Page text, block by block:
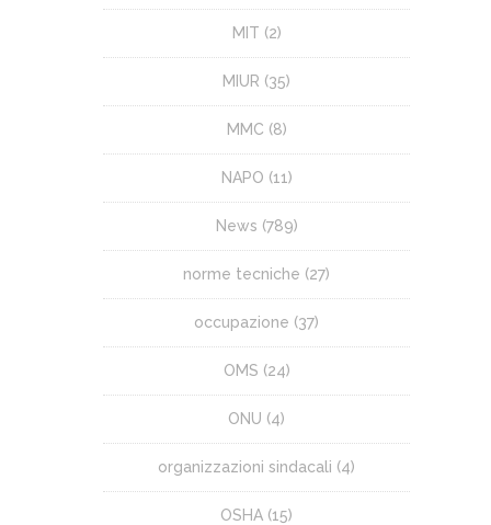
MIT (2)
MIUR (35)
MMC (8)
NAPO (11)
News (789)
norme tecniche (27)
occupazione (37)
OMS (24)
ONU (4)
organizzazioni sindacali (4)
OSHA (15)